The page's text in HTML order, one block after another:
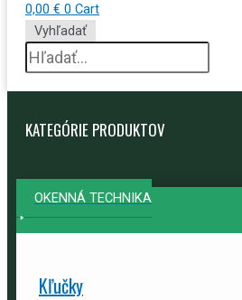
0,00 € 0 Cart
Vyhľadať
KATEGÓRIE PRODUKTOV
OKENNÁ TECHNIKA
Kľučky